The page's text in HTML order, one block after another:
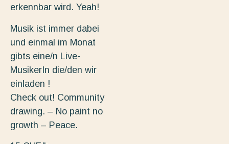
erkennbar wird. Yeah!
Musik ist immer dabei
und einmal im Monat
gibts eine/n Live-
MusikerIn die/den wir
einladen !
Check out! Community
drawing. – No paint no
growth – Peace.